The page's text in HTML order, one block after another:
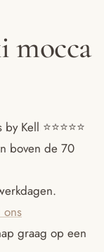
mocca
Kell ⭐️⭐️⭐️⭐️⭐️
boven de 70
ons
graag op een